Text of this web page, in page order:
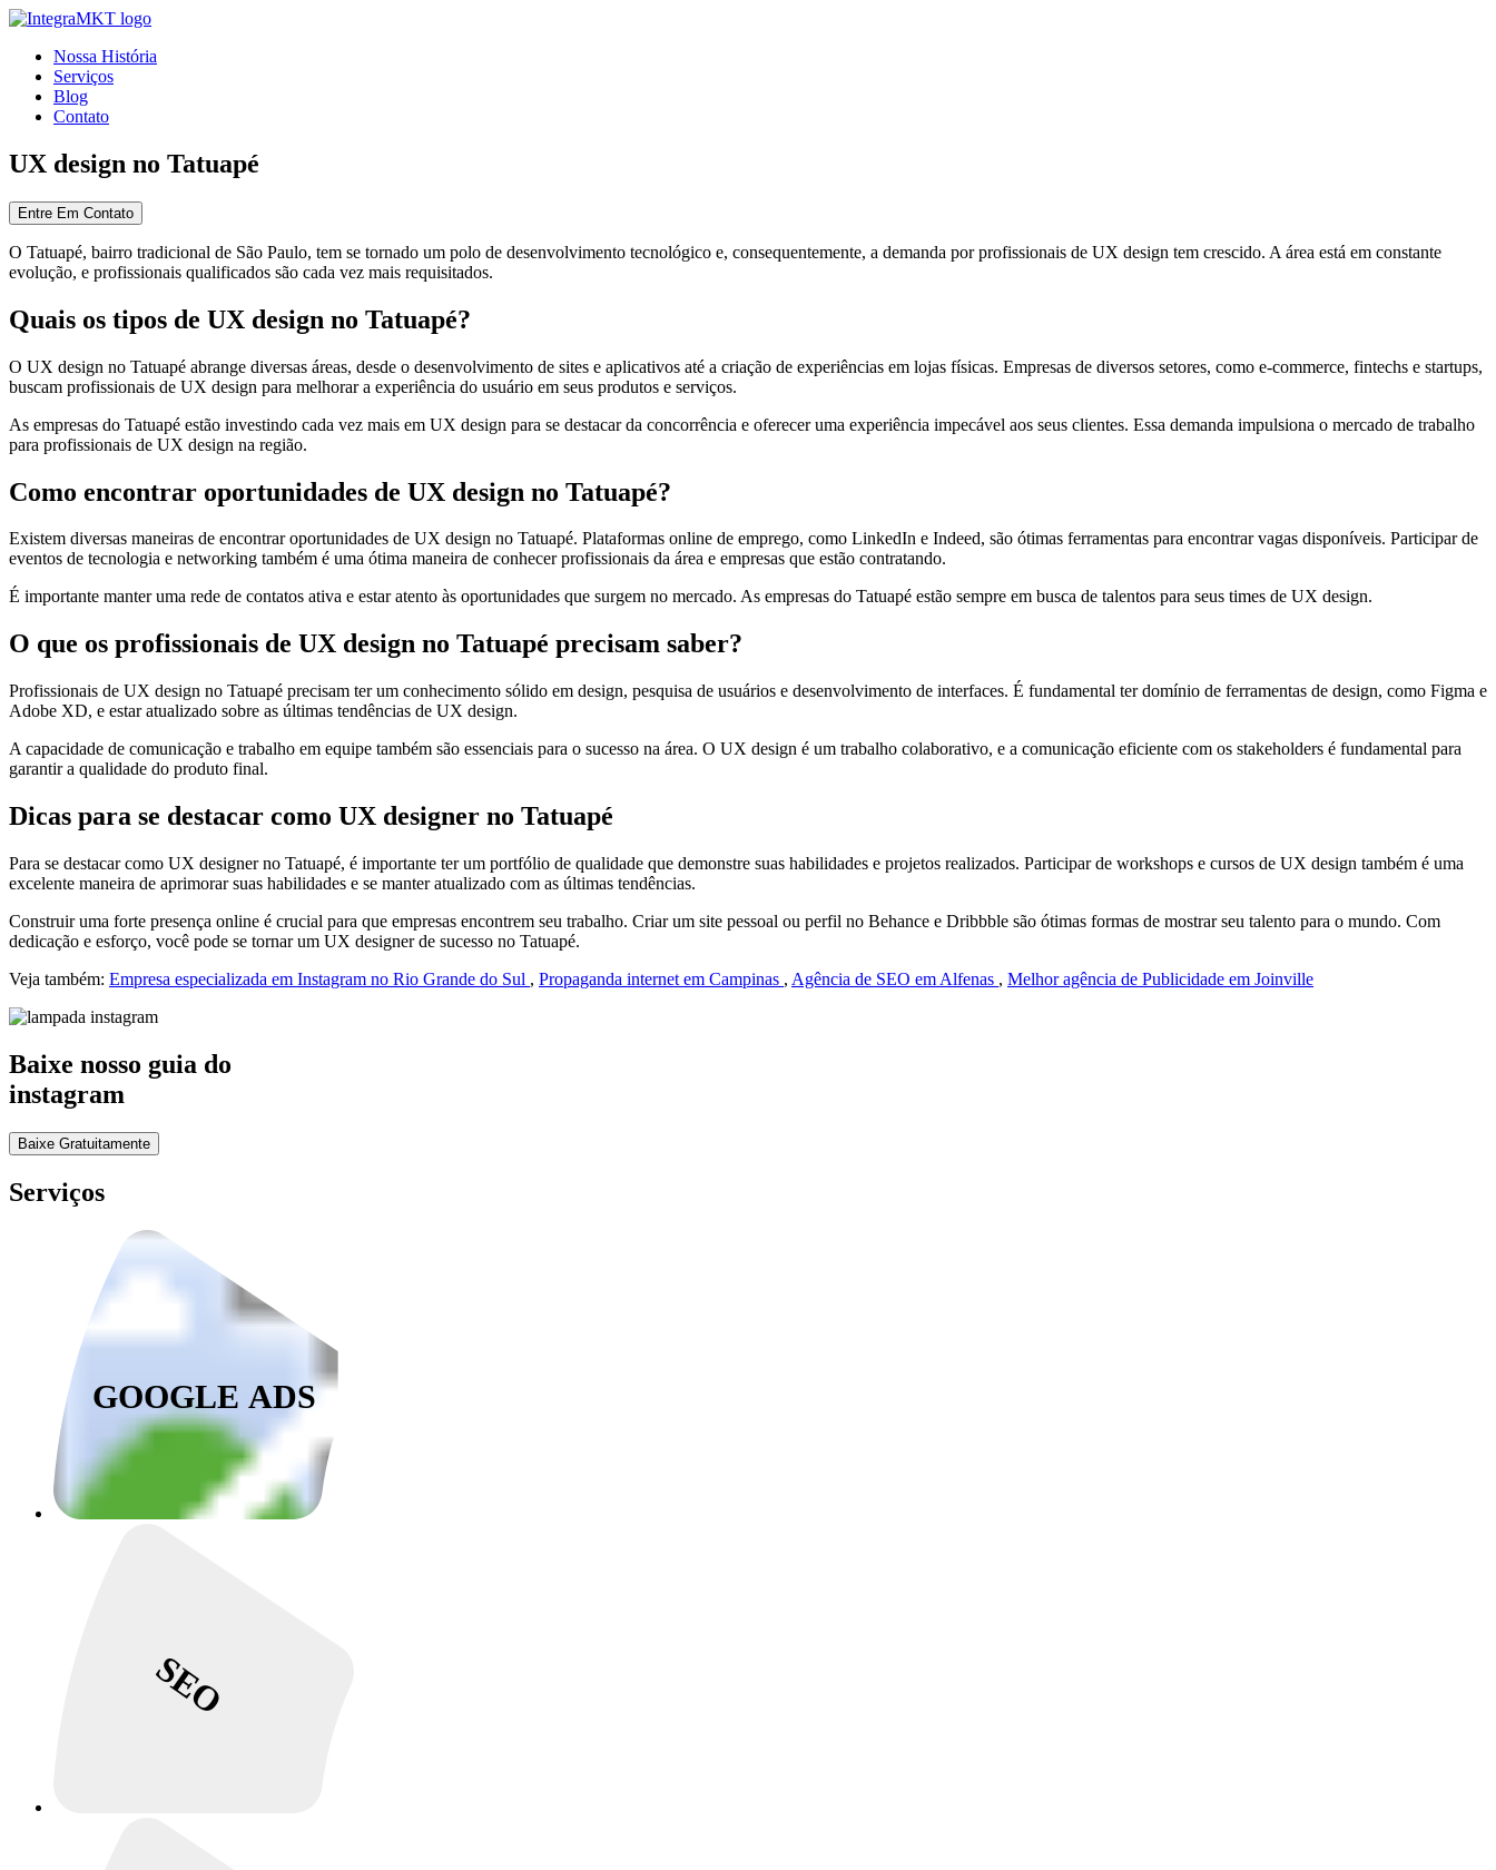
Nossa História
Serviços
Blog
Contato
UX design no Tatuapé
Entre Em Contato
O Tatuapé, bairro tradicional de São Paulo, tem se tornado um polo de desenvolvimento tecnológico e, consequentemente, a demanda por profissionais de UX design tem crescido. A área está em constante
evolução, e profissionais qualificados são cada vez mais requisitados.
Quais os tipos de UX design no Tatuapé?
O UX design no Tatuapé abrange diversas áreas, desde o desenvolvimento de sites e aplicativos até a criação de experiências em lojas físicas. Empresas de diversos setores, como e-commerce, fintechs e startups,
buscam profissionais de UX design para melhorar a experiência do usuário em seus produtos e serviços.
As empresas do Tatuapé estão investindo cada vez mais em UX design para se destacar da concorrência e oferecer uma experiência impecável aos seus clientes. Essa demanda impulsiona o mercado de trabalho
para profissionais de UX design na região.
Como encontrar oportunidades de UX design no Tatuapé?
Existem diversas maneiras de encontrar oportunidades de UX design no Tatuapé. Plataformas online de emprego, como LinkedIn e Indeed, são ótimas ferramentas para encontrar vagas disponíveis. Participar de
eventos de tecnologia e networking também é uma ótima maneira de conhecer profissionais da área e empresas que estão contratando.
É importante manter uma rede de contatos ativa e estar atento às oportunidades que surgem no mercado. As empresas do Tatuapé estão sempre em busca de talentos para seus times de UX design.
O que os profissionais de UX design no Tatuapé precisam saber?
Profissionais de UX design no Tatuapé precisam ter um conhecimento sólido em design, pesquisa de usuários e desenvolvimento de interfaces. É fundamental ter domínio de ferramentas de design, como Figma e
Adobe XD, e estar atualizado sobre as últimas tendências de UX design.
A capacidade de comunicação e trabalho em equipe também são essenciais para o sucesso na área. O UX design é um trabalho colaborativo, e a comunicação eficiente com os stakeholders é fundamental para
garantir a qualidade do produto final.
Dicas para se destacar como UX designer no Tatuapé
Para se destacar como UX designer no Tatuapé, é importante ter um portfólio de qualidade que demonstre suas habilidades e projetos realizados. Participar de workshops e cursos de UX design também é uma
excelente maneira de aprimorar suas habilidades e se manter atualizado com as últimas tendências.
Construir uma forte presença online é crucial para que empresas encontrem seu trabalho. Criar um site pessoal ou perfil no Behance e Dribbble são ótimas formas de mostrar seu talento para o mundo. Com
dedicação e esforço, você pode se tornar um UX designer de sucesso no Tatuapé.
Veja também: Empresa especializada em Instagram no Rio Grande do Sul , Propaganda internet em Campinas , Agência de SEO em Alfenas , Melhor agência de Publicidade em Joinville
Baixe nosso guia do
instagram
Baixe Gratuitamente
Serviços
GOOGLE ADS
SEO